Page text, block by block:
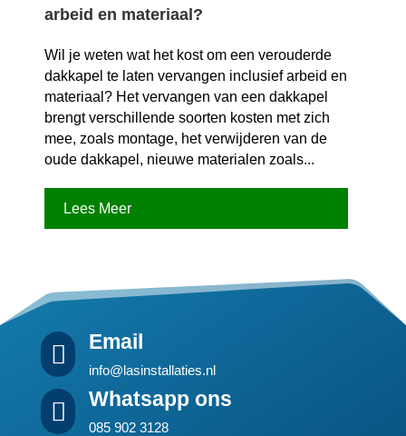
arbeid en materiaal?
Wil je weten wat het kost om een verouderde
dakkapel te laten vervangen inclusief arbeid en
materiaal? Het vervangen van een dakkapel
brengt verschillende soorten kosten met zich
mee, zoals montage, het verwijderen van de
oude dakkapel, nieuwe materialen zoals...
Lees Meer
 Email
info@lasinstallaties.nl
 Whatsapp ons
085 902 3128